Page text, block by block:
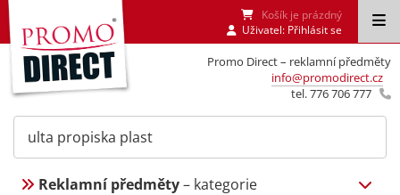
Promo Direct – reklamní předměty
info@promodirect.cz
tel. 776 706 777
Košík je prázdný
Uživatel: Přihlásit se
Reklamní předměty– kategorie